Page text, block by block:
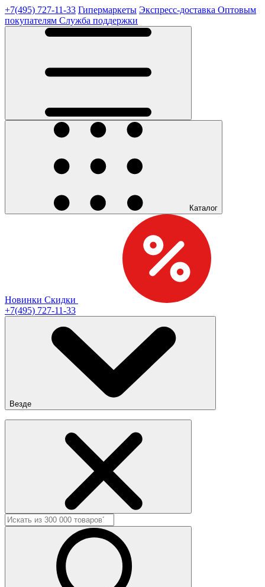
+7(495) 727-11-33 Гипермаркеты Экспресс-доставка Оптовым
покупателям Служба поддержки
Каталог
Новинки Скидки
+7(495) 727-11-33
Везде